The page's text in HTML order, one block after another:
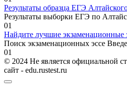
Результаты образца ЕГЭ
Результаты выборки ЕГЭ по
01
Найдите лучшие экзаменационные
Поиск экзаменационных эссе
01
© 2024 Не является официальной
сайт - edu.rustest.ru